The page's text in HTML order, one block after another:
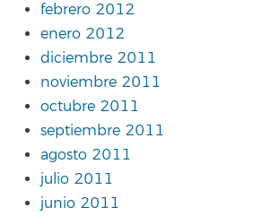
febrero 2012
enero 2012
diciembre 2011
noviembre 2011
octubre 2011
septiembre 2011
agosto 2011
julio 2011
junio 2011